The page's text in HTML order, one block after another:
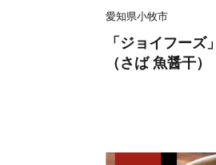
愛知県小牧市
「ジョイフー
（さば 魚醤干）